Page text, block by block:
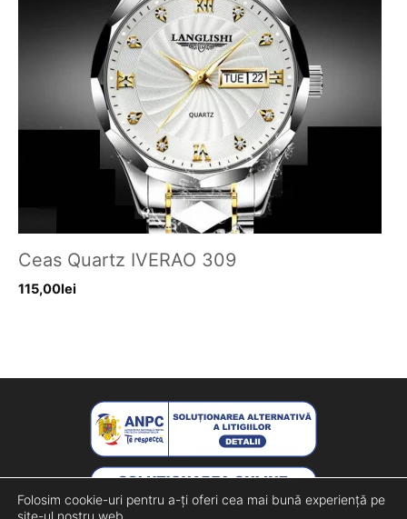
Ceas Quartz IVERAO 309
115,00lei
Folosim cookie-uri pentru a-ți oferi cea mai bună experiență pe
site-ul nostru web.